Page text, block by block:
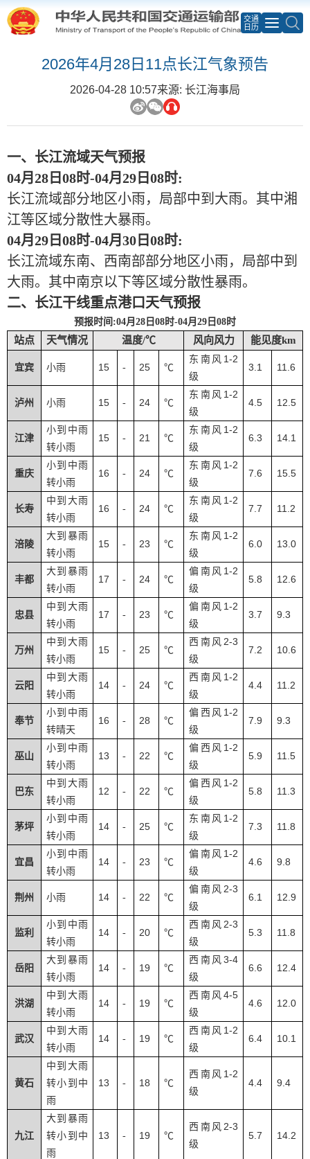
交通
日历
2026年4月28日11点长江气象预告
2026-04-28 10:57来源: 长江海事局
一、长江流域天气预报
04月28日08时-04月29日08时:
长江流域部分地区小雨，局部中到大雨。其中湘
江等区域分散性大暴雨。
04月29日08时-04月30日08时:
长江流域东南、西南部部分地区小雨，局部中到
大雨。其中南京以下等区域分散性暴雨。
二、长江干线重点港口天气预报
预报时间 :04月28日08时-04月29日08时
站点 天气情况 温度/℃ 风向风力 能见度km
宜宾 小雨 15 - 25 ℃
东南风 1-2
级
3.1 11.6
泸州 小雨 15 - 24 ℃
东南风 1-2
级
4.5 12.5
江津
小到中雨
转小雨
15 - 21 ℃
东南风 1-2
级
6.3 14.1
重庆
小到中雨
转小雨
16 - 24 ℃
东南风 1-2
级
7.6 15.5
长寿
中到大雨
转小雨
16 - 24 ℃
东南风 1-2
级
7.7 11.2
涪陵
大到暴雨
转小雨
15 - 23 ℃
东南风 1-2
级
6.0 13.0
丰都
大到暴雨
转小雨
17 - 24 ℃
偏南风 1-2
级
5.8 12.6
忠县
中到大雨
转小雨
17 - 23 ℃
偏南风 1-2
级
3.7 9.3
万州
中到大雨
转小雨
15 - 25 ℃
西南风 2-3
级
7.2 10.6
云阳
中到大雨
转小雨
14 - 24 ℃
西南风 1-2
级
4.4 11.2
奉节
小到中雨
转晴天
16 - 28 ℃
偏西风 1-2
级
7.9 9.3
巫山
小到中雨
转小雨
13 - 22 ℃
偏西风 1-2
级
5.9 11.5
巴东
中到大雨
转小雨
12 - 22 ℃
偏西风 1-2
级
5.8 11.3
茅坪
小到中雨
转小雨
14 - 25 ℃
东南风 1-2
级
7.3 11.8
宜昌
小到中雨
转小雨
14 - 23 ℃
偏南风 1-2
级
4.6 9.8
荆州 小雨 14 - 22 ℃
偏南风 2-3
级
6.1 12.9
监利
小到中雨
转小雨
14 - 20 ℃
西南风 2-3
级
5.3 11.8
岳阳
大到暴雨
转小雨
14 - 19 ℃
西南风 3-4
级
6.6 12.4
洪湖
中到大雨
转小雨
14 - 19 ℃
西南风 4-5
级
4.6 12.0
武汉
中到大雨
转小雨
14 - 19 ℃
西南风 1-2
级
6.4 10.1
黄石
中到大雨
转小到中
雨
13 - 18 ℃
西南风 1-2
级
4.4 9.4
九江
大到暴雨
转小到中
雨
13 - 19 ℃
西南风 2-3
级
5.7 14.2